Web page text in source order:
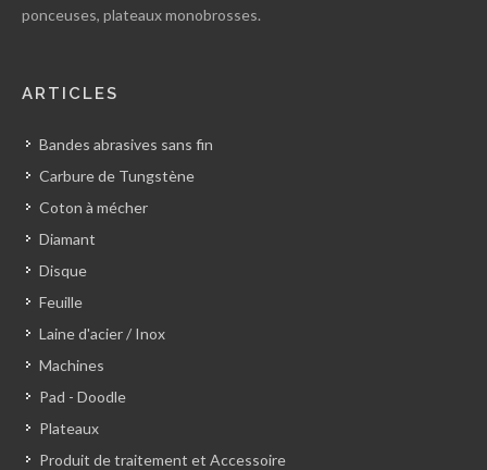
ponceuses, plateaux monobrosses.
ARTICLES
Bandes abrasives sans fin
Carbure de Tungstène
Coton à mécher
Diamant
Disque
Feuille
Laine d'acier / Inox
Machines
Pad - Doodle
Plateaux
Produit de traitement et Accessoire